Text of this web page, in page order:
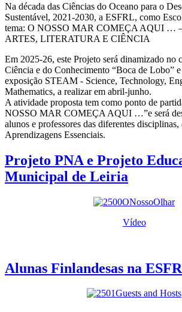
Na década das Ciências do Oceano para o
Sustentável, 2021-2030, a ESFRL, como
tema: O NOSSO MAR COMEÇA AQUI …
ARTES, LITERATURA E CIÊNCIA
Em 2025-26, este Projeto será dinamizado no
Ciência e do Conhecimento “Boca de Lobo” e
exposição STEAM - Science, Technology,
Mathematics, a realizar em abril-junho.
A atividade proposta tem como ponto de
NOSSO MAR COMEÇA AQUI …”e será
alunos e professores das diferentes
Aprendizagens Essenciais.
Projeto PNA e Projeto
Municipal de Leiria
Vídeo
Alunas Finlandesas na